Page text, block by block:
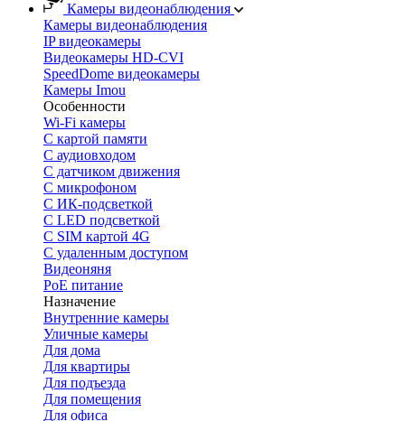
Камеры видеонаблюдения
Камеры видеонаблюдения
IP видеокамеры
Видеокамеры HD-CVI
SpeedDome видеокамеры
Камеры Imou
Особенности
Wi-Fi камеры
С картой памяти
С аудиовходом
С датчиком движения
С микрофоном
С ИК-подсветкой
С LED подсветкой
C SIM картой 4G
C удаленным доступом
Видеоняня
PoE питание
Назначение
Внутренние камеры
Уличные камеры
Для дома
Для квартиры
Для подъезда
Для помещения
Для офиса